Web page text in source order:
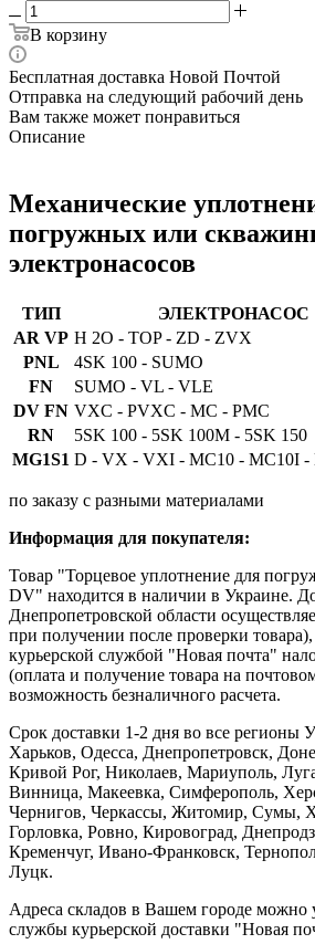
В корзину
Бесплатная доставка Новой Почтой
Отправка на следующий рабочий день
Вам также может понравиться
Описание
Механические
погружных или
электронасосов
ТИП ЭЛЕКТРОНАСОС
AR VP H 2O - TOP - ZD - ZVX
PNL
4SK 100 - SUMO
FN
SUMO - VL - VLE
DV FN VXC - PVXC - MC - PMC
RN
5SK 100 - 5SK 100M - 5SK 150
MG1S1 D - VX - VXI - MC10 - MC10I -
по заказу с разными материалами
Информация для покупателя:
Товар "Торцевое уплотнение для
DV" находится в наличии в Украине.
Днепропетровской области
при получении после проверки
курьерской службой "Новая почта"
(оплата и получение товара на
возможность безналичного расчета.
Срок доставки 1-2 дня во все регионы
Харьков, Одесса, Днепропетровск,
Кривой Рог, Николаев, Мариуполь,
Винница, Макеевка, Симферополь,
Чернигов, Черкассы, Житомир, Сумы,
Горловка, Ровно, Кировоград,
Кременчуг, Ивано-Франковск,
Луцк.
Адреса складов в Вашем городе можно
службы курьерской доставки "Новая